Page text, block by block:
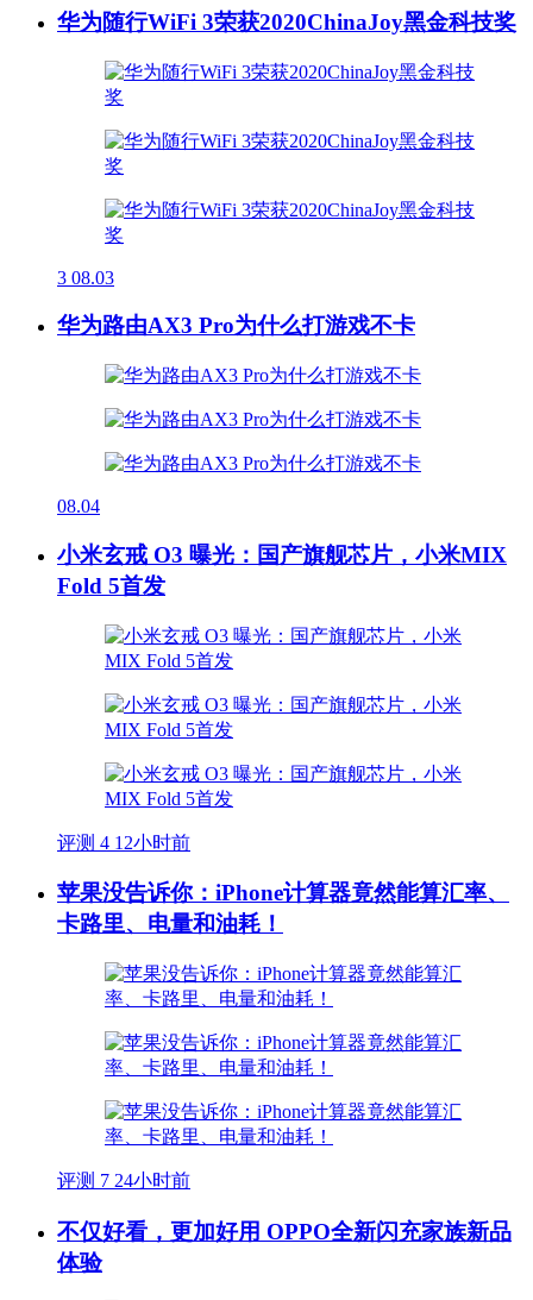
华为随行WiFi 3荣获2020ChinaJoy黑金科技奖
3 08.03
华为路由AX3 Pro为什么打游戏不卡
08.04
小米玄戒 O3 曝光：国产旗舰芯片，小米MIX
Fold 5首发
评测 4 12小时前
苹果没告诉你：iPhone计算器竟然能算汇率、
卡路里、电量和油耗！
评测 7 24小时前
不仅好看，更加好用 OPPO全新闪充家族新品
体验